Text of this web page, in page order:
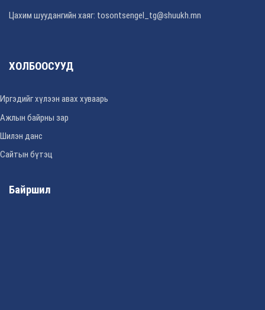
Цахим шуудангийн хаяг: tosontsengel_tg@shuukh.mn
ХОЛБООСУУД
Иргэдийг хүлээн авах хуваарь
Ажлын байрны зар
Шилэн данс
Сайтын бүтэц
Байршил